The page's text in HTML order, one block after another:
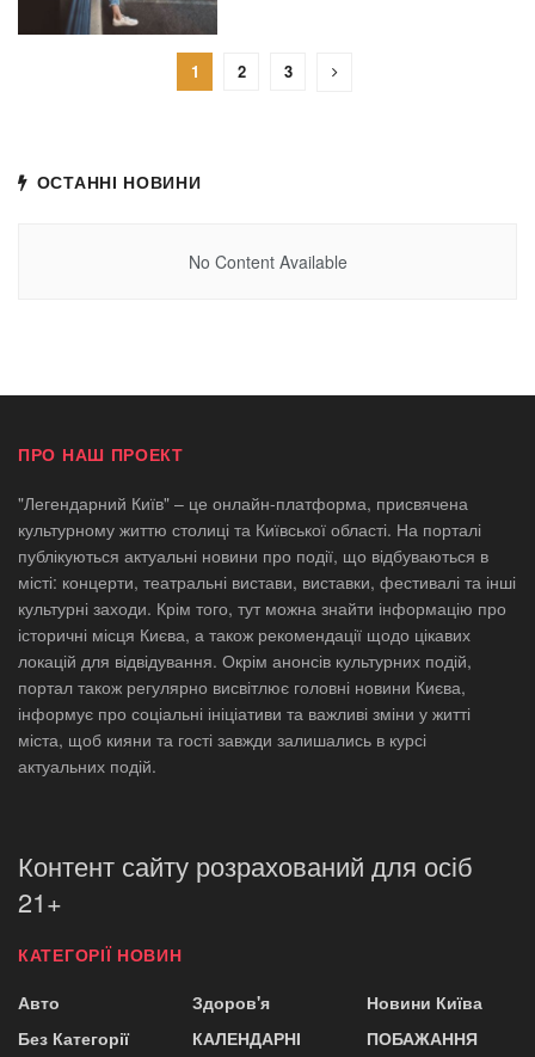
1 2 3
ОСТАННІ НОВИНИ
No Content Available
ПРО НАШ ПРОЕКТ
"Легендарний Київ" – це онлайн-платформа, присвячена
культурному життю столиці та Київської області. На порталі
публікуються актуальні новини про події, що відбуваються в
місті: концерти, театральні вистави, виставки, фестивалі та інші
культурні заходи. Крім того, тут можна знайти інформацію про
історичні місця Києва, а також рекомендації щодо цікавих
локацій для відвідування. Окрім анонсів культурних подій,
портал також регулярно висвітлює головні новини Києва,
інформує про соціальні ініціативи та важливі зміни у житті
міста, щоб кияни та гості завжди залишались в курсі
актуальних подій.
Контент сайту розрахований для осіб
21+
КАТЕГОРІЇ НОВИН
Авто
Без Категорії
Здоров'я
КАЛЕНДАРНІ
Новини Київа
ПОБАЖАННЯ